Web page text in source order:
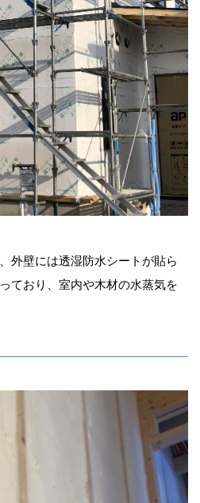
外壁には透湿防水シートが貼ら
ており、室内や木材の水蒸気を